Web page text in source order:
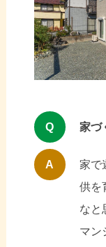
Q 家づ
A
家で
供を
なと
マン